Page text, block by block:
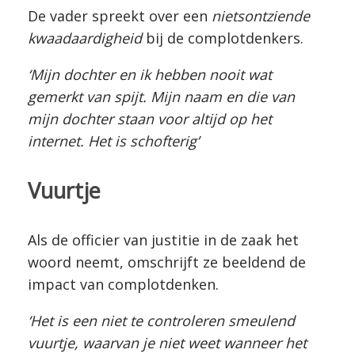
De vader spreekt over een nietsontziende
kwaadaardigheidbij de complotdenkers.
‘Mijn dochter en ik hebben nooit wat
gemerkt van spijt. Mijn naam en die van
mijn dochter staan voor altijd op het
internet. Het is schofterig’
Vuurtje
Als de officier van justitie in de zaak het
woord neemt, omschrijft ze beeldend de
impact van complotdenken.
‘Het is een niet te controleren smeulend
vuurtje, waarvan je niet weet wanneer het